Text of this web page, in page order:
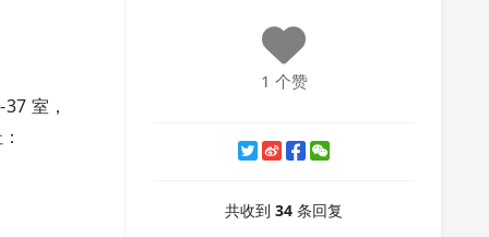
室，
1 个赞
共收到 34 条回复